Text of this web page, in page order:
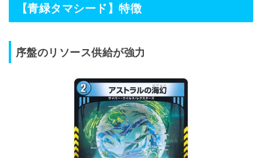
【青緑タマシード】特徴
序盤のリソース供給が強力